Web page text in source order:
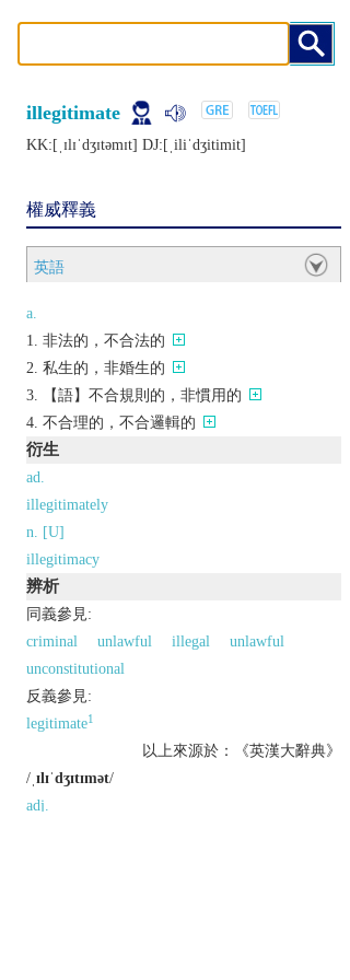
illegitimate
KK:[ˌɪlɪˈdʒɪtǝmɪt] DJ:[ˌiliˈdʒitimit]
權威釋義
英語
a.
非法的，不合法的
私生的，非婚生的
【語】不合規則的，非慣用的
不合理的，不合邏輯的
衍生
ad.
illegitimately
n. [U]
illegitimacy
辨析
同義參見:
criminal
unlawful illegal
unlawful
unconstitutional
反義參見:
legitimate1
以上來源於：《英漢大辭典》
/ ˌɪlɪˈdʒɪtɪmət/
adj.